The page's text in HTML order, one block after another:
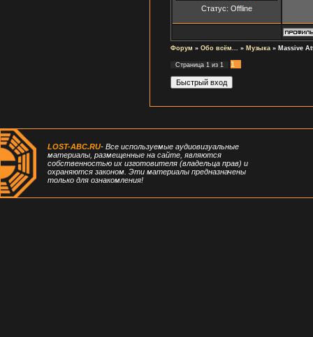
Статус: Offline
Форум » Обо всём... » Музыка » Massive
Страница 1 из 1 1
LOST-ABC.RU- Все используемые аудиовизуальные
материалы, размещенные на сайте, являются
собственностью их изготовителя (владельца прав) и
охраняются законом. Эти материалы предназначены
только для ознакомления!